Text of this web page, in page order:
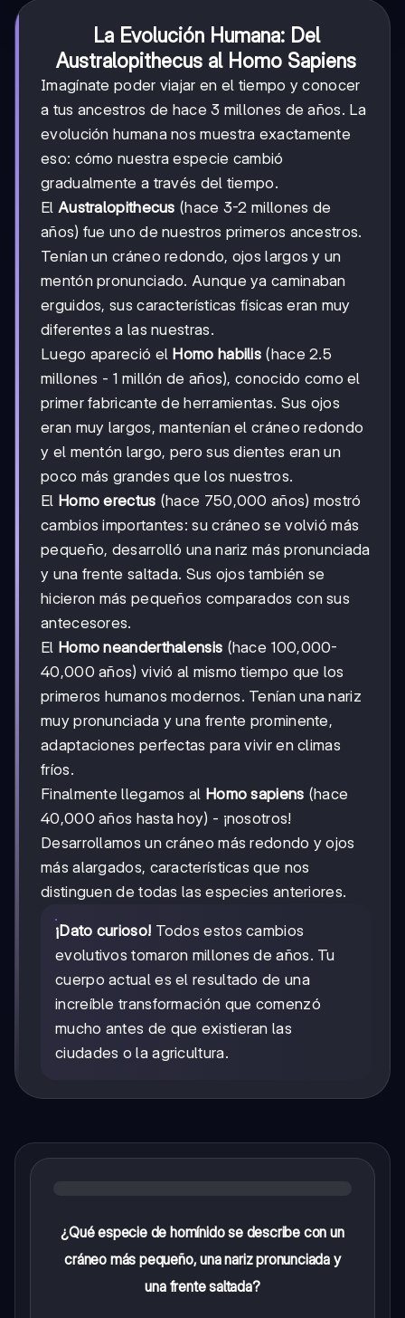
La Evolución Humana: Del
Australopithecus al Homo Sapiens
Imagínate poder viajar en el tiempo y conocer
a tus ancestros de hace 3 millones de años. La
evolución humana nos muestra exactamente
eso: cómo nuestra especie cambió
gradualmente a través del tiempo.
El Australopithecus (hace 3-2 millones de
años) fue uno de nuestros primeros ancestros.
Tenían un cráneo redondo, ojos largos y un
mentón pronunciado. Aunque ya caminaban
erguidos, sus características físicas eran muy
diferentes a las nuestras.
Luego apareció el Homo habilis (hace 2.5
millones - 1 millón de años), conocido como el
primer fabricante de herramientas. Sus ojos
eran muy largos, mantenían el cráneo redondo
y el mentón largo, pero sus dientes eran un
poco más grandes que los nuestros.
El Homo erectus (hace 750,000 años) mostró
cambios importantes: su cráneo se volvió más
pequeño, desarrolló una nariz más pronunciada
y una frente saltada. Sus ojos también se
hicieron más pequeños comparados con sus
antecesores.
El Homo neanderthalensis (hace 100,000-
40,000 años) vivió al mismo tiempo que los
primeros humanos modernos. Tenían una nariz
muy pronunciada y una frente prominente,
adaptaciones perfectas para vivir en climas
fríos.
Finalmente llegamos al Homo sapiens (hace
40,000 años hasta hoy) - ¡nosotros!
Desarrollamos un cráneo más redondo y ojos
más alargados, características que nos
distinguen de todas las especies anteriores.
¡Dato curioso! Todos estos cambios
evolutivos tomaron millones de años. Tu
cuerpo actual es el resultado de una
increíble transformación que comenzó
mucho antes de que existieran las
ciudades o la agricultura.
¿Qué especie de homínido se describe con un
cráneo más pequeño, una nariz pronunciada y
una frente saltada?